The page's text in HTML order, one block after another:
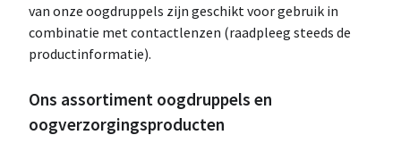
van onze oogdruppels zijn geschikt voor gebruik in
combinatie met contactlenzen (raadpleeg steeds de
productinformatie).
Ons assortiment oogdruppels en
oogverzorgingsproducten